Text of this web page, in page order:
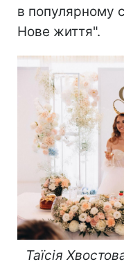
в популярному
Нове життя".
Таїсія